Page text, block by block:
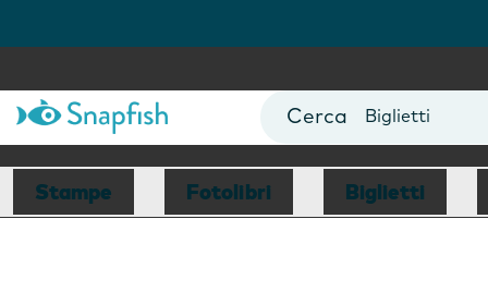
Fotolibri
Biglietti
Tazze
Fotocalendari
Stampe Fotolibri Biglietti